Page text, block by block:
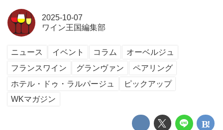
2025-10-07
ワイン王国編集部
ニュース イベント コラム
オーベルジュ
フランスワイン
グランヴァン
ペアリング
ホテル・ドゥ・ラルパージュ
ピックアップ
WKマガジン